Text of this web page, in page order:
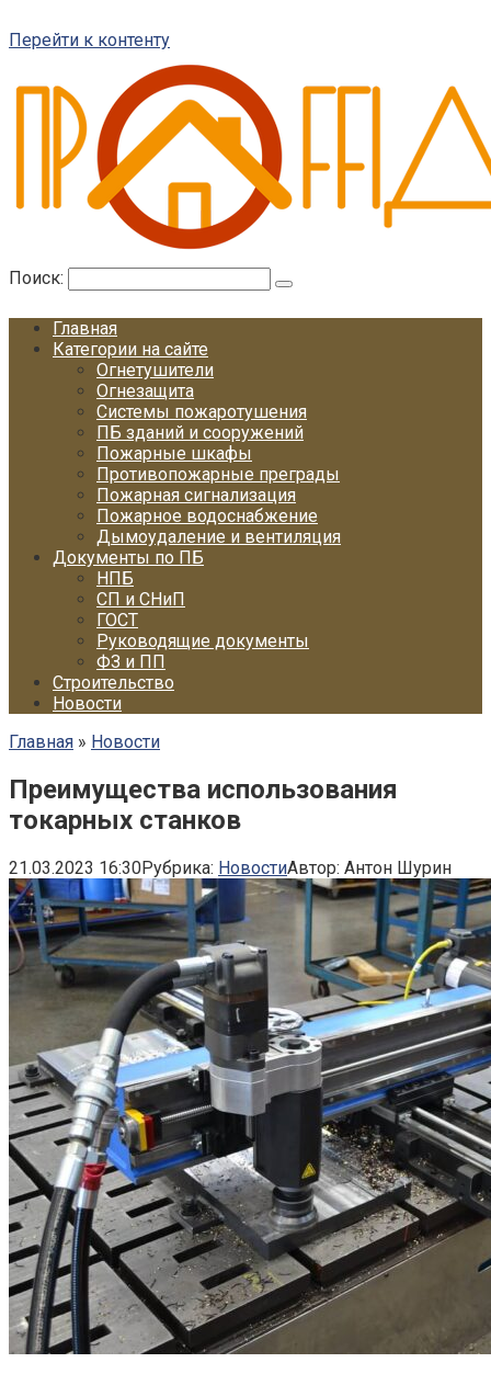
Перейти к контенту
Поиск:
Главная
Категории на сайте
Огнетушители
Огнезащита
Системы пожаротушения
ПБ зданий и сооружений
Пожарные шкафы
Противопожарные преграды
Пожарная сигнализация
Пожарное водоснабжение
Дымоудаление и вентиляция
Документы по ПБ
НПБ
СП и СНиП
ГОСТ
Руководящие документы
ФЗ и ПП
Строительство
Новости
Главная » Новости
Преимущества использования
токарных станков
21.03.2023 16:30Рубрика: НовостиАвтор: Антон Шурин